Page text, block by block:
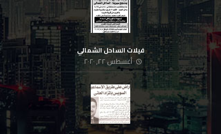
فيلات الساحل الشمالي
أغسطس ٢٢, ٢٠٢٠